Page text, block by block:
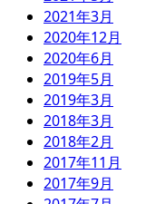
2021年3月
2020年12月
2020年6月
2019年5月
2019年3月
2018年3月
2018年2月
2017年11月
2017年9月